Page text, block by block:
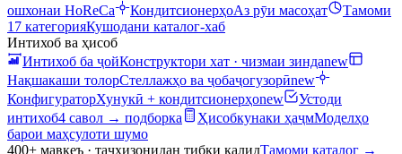
ошхонаи HoReCa
КондитсионерҳоАз рӯи масоҳат
Тамоми
17 категорияКушодани каталог-хаб
Интихоб ва ҳисоб
Интихоб ба ҷойКонструктори хат · чизмаи зиндаnew
Нақшакаши толорСтеллажҳо ва ҷобаҷогузорӣnew
КонфигураторХунукӣ + кондитсионерҳоnew
Устоди
интихоб4 савол → подборка Ҳисобкунаки ҳаҷмМоделҳо
барои маҳсулоти шумо
400+ мавқеъ · таҷҳизонидан тибқи калидТамоми каталог →